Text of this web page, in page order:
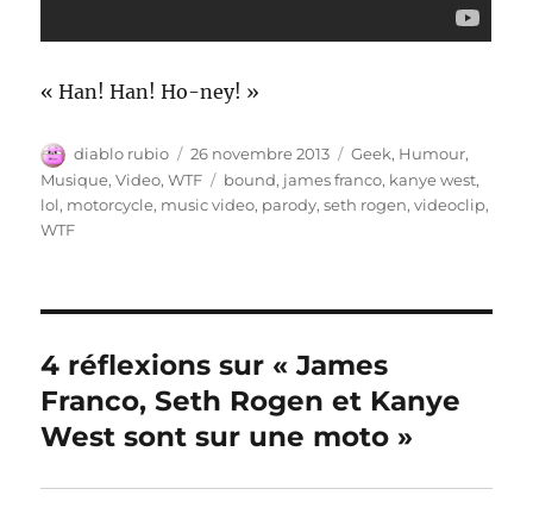
« Han! Han! Ho-ney! »
Auteur
diablo rubio
Publié
le
26 novembre 2013 Catégories
Geek, Humour,
Musique,Video,WTF Étiquettes
bound, james franco, kanye west,
lol, motorcycle, music video, parody,seth rogen,videoclip,
WTF
4 réflexions sur « James
Franco, Seth Rogen et Kanye
West sont sur une moto »